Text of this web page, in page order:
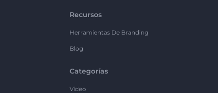
Recursos
Herramientas De Branding
Blog
Categorías
Vídeo